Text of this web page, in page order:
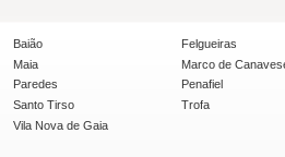
Baião Felgueiras
Maia Marco de
Paredes Penafiel
Santo Tirso Trofa
Vila Nova de Gaia